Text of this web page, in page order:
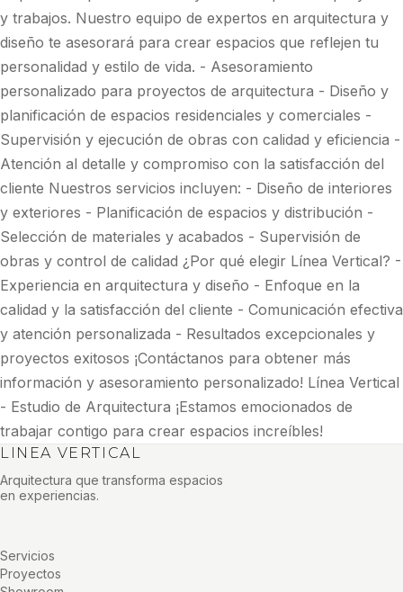
y trabajos. Nuestro equipo de expertos en arquitectura y
diseño te asesorará para crear espacios que reflejen tu
personalidad y estilo de vida. - Asesoramiento
personalizado para proyectos de arquitectura - Diseño y
planificación de espacios residenciales y comerciales -
Supervisión y ejecución de obras con calidad y eficiencia -
Atención al detalle y compromiso con la satisfacción del
cliente Nuestros servicios incluyen: - Diseño de interiores
y exteriores - Planificación de espacios y distribución -
Selección de materiales y acabados - Supervisión de
obras y control de calidad ¿Por qué elegir Línea Vertical? -
Experiencia en arquitectura y diseño - Enfoque en la
calidad y la satisfacción del cliente - Comunicación efectiva
y atención personalizada - Resultados excepcionales y
proyectos exitosos ¡Contáctanos para obtener más
información y asesoramiento personalizado! Línea Vertical
- Estudio de Arquitectura ¡Estamos emocionados de
trabajar contigo para crear espacios increíbles!
LINEA VERTICAL
Arquitectura que transforma espacios
en experiencias.
Servicios
Proyectos